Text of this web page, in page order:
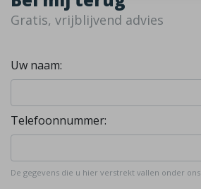
Gratis, vrijblijvend advies
Uw naam:
Telefoonnummer:
De gegevens die u hier verstrekt vallen onder ons